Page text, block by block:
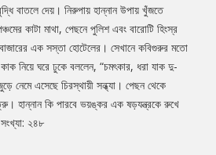
বাতলে দেয়। নিরুপায় হান্নান উপায় খুঁজতে
কাটা মাথা, পেছনে পুলিশ এবং বারোটি হিংস্র
এক সস্তা হোটেলের। সেখানে কবিগুরুর মতো
কাক নিয়ে ঘরে ঢুকে বললেন, “চমৎকার, ধরা যাক দু-
নেমে এসেছে চিরস্থায়ী সন্ধ্যা। পেছন থেকে
হান্নান কি পারবে ভয়ঙ্কর এক ষড়যন্ত্রকে রুখে
সংখ্যা: ২৪৮